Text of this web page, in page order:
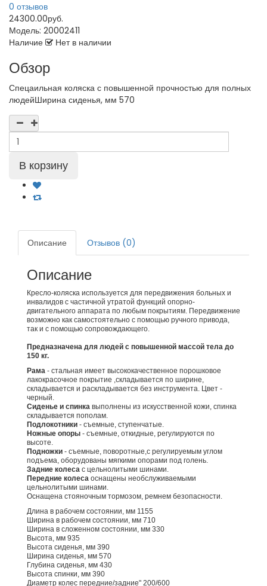
0 отзывов
24300.00руб.
Модель: 20002411
Наличие
Нет в наличии
Обзор
Спецаильная коляска с повышенной прочностью для полных
людейШирина сиденья, мм 570
Описание Отзывов (0)
Описание
Кресло-коляска используется для передвижения больных и
инвалидов с частичной утратой функций опорно-
двигательного аппарата по любым покрытиям. Передвижение
возможно как самостоятельно с помощью ручного привода,
так и с помощью сопровождающего.
Предназначена для людей с повышенной массой тела до
150 кг.
Рама - стальная имеет высококачественное порошковое
лакокрасочное покрытие ,складывается по ширине,
складывается и раскладывается без инструмента. Цвет -
черный.
Сиденье и спинка выполнены из искусственной кожи, спинка
складывается пополам.
Подлокотники - съемные, ступенчатые.
Ножные опоры - съемные, откидные, регулируются по
высоте.
Подножки - съемные, поворотные,с регулируемым углом
подъема, оборудованы мягкими опорами под голень.
Задние колеса с цельнолитыми шинами.
Передние колеса оснащены необслуживаемыми
цельнолитыми шинами.
Оснащена стояночным тормозом, ремнем безопасности.
Длина в рабочем состоянии, мм 1155
Ширина в рабочем состоянии, мм 710
Ширина в сложенном состоянии, мм 330
Высота, мм 935
Высота сиденья, мм 390
Ширина сиденья, мм 570
Глубина сиденья, мм 430
Высота спинки, мм 390
Диаметр колес передние/задние" 200/600